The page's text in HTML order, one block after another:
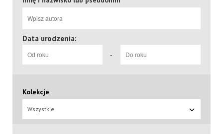
Data urodzenia:
-
Kolekcje
Wszystkie